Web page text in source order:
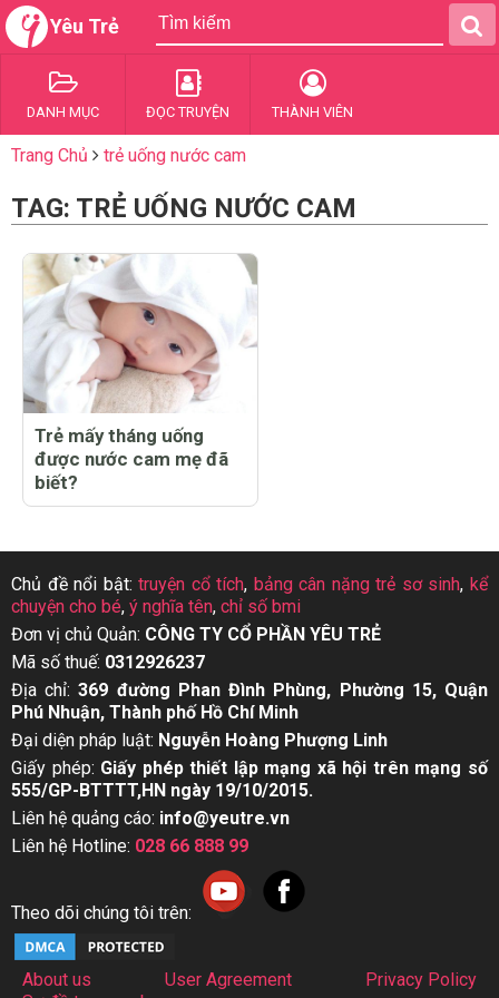
Yêu Trẻ
DANH MỤC ĐỌC TRUYỆN THÀNH VIÊN
Trang Chủ trẻ uống nước cam
TAG: TRẺ UỐNG NƯỚC CAM
Trẻ mấy tháng uống
được nước cam mẹ đã
biết?
Chủ đề nổi bật:truyện cổ tích, bảng cân nặng trẻ sơ sinh,kể
chuyện cho bé, ý nghĩa tên, chỉ số bmi
Đơn vị chủ Quản: CÔNG TY CỔ PHẦN YÊU TRẺ
Mã số thuế: 0312926237
Địa chỉ:369 đường Phan Đình Phùng, Phường 15, Quận
Phú Nhuận, Thành phố Hồ Chí Minh
Đại diện pháp luật: Nguyễn Hoàng Phượng Linh
Giấy phép: Giấy phép thiết lập mạng xã hội trên mạng số
555/GP-BTTTT,HN ngày 19/10/2015.
Liên hệ quảng cáo: info@yeutre.vn
Liên hệ Hotline: 028 66 888 99
Theo dõi chúng tôi trên:
About us User Agreement
Privacy Policy